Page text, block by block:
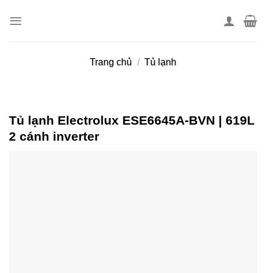
Trang chủ / Tủ lạnh
Tủ lạnh Electrolux ESE6645A-BVN | 619L
2 cánh inverter